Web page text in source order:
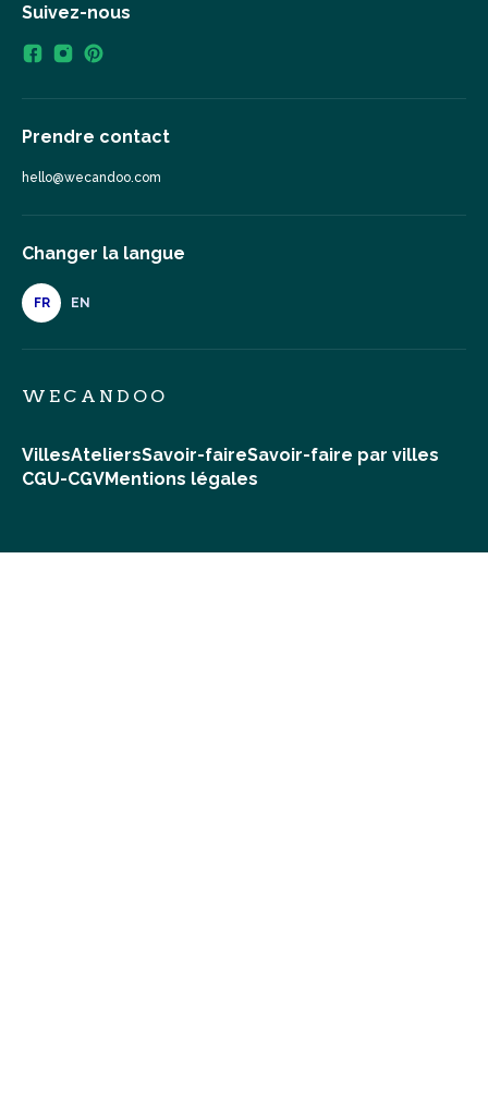
Suivez-nous
Prendre contact
hello@wecandoo.com
Changer la langue
FR EN
WECANDOO
VillesAteliersSavoir-faireSavoir-faire par villes
CGU-CGVMentions légales